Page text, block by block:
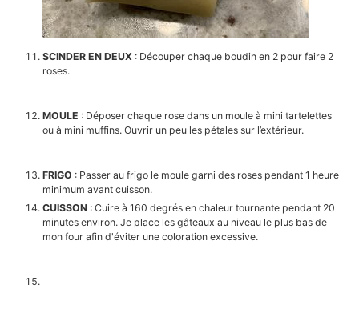
SCINDER EN DEUX : Découper chaque boudin en 2 pour faire 2
roses.
MOULE : Déposer chaque rose dans un moule à mini tartelettes
ou à mini muffins. Ouvrir un peu les pétales sur l’extérieur.
FRIGO : Passer au frigo le moule garni des roses pendant 1 heure
minimum avant cuisson.
CUISSON : Cuire à 160 degrés en chaleur tournante pendant 20
minutes environ. Je place les gâteaux au niveau le plus bas de
mon four afin d'éviter une coloration excessive.